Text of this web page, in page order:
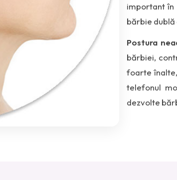
important în
bărbie dublă
Postura
bărbiei,
foarte
telefonul
dezvolte